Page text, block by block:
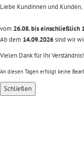
Liebe Kundinnen und Kunden,
vom 26.08. bis einschließlich
Ab dem 14.09.2026sind wir
Vielen Dank für Ihr Verständnis!
An diesen Tagen erfolgt keine
Schließen